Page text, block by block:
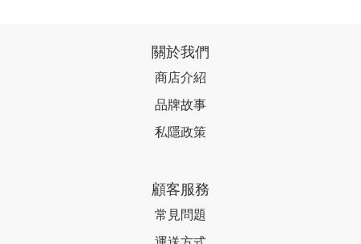
關於我們
商店介紹
品牌故事
私隱政策
顧客服務
常見問題